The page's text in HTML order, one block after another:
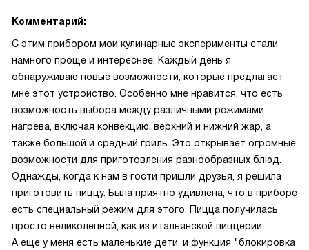
Комментарий:
С этим прибором мои кулинарные эксперименты стали
намного проще и интереснее. Каждый день я
обнаруживаю новые возможности, которые предлагает
мне этот устройство. Особенно мне нравится, что есть
возможность выбора между различными режимами
нагрева, включая конвекцию, верхний и нижний жар, а
также большой и средний гриль. Это открывает огромные
возможности для приготовления разнообразных блюд.
Однажды, когда к нам в гости пришли друзья, я решила
приготовить пиццу. Была приятно удивлена, что в приборе
есть специальный режим для этого. Пицца получилась
просто великолепной, как из итальянской пиццерии.
А еще у меня есть маленькие дети, и функция "блокировка